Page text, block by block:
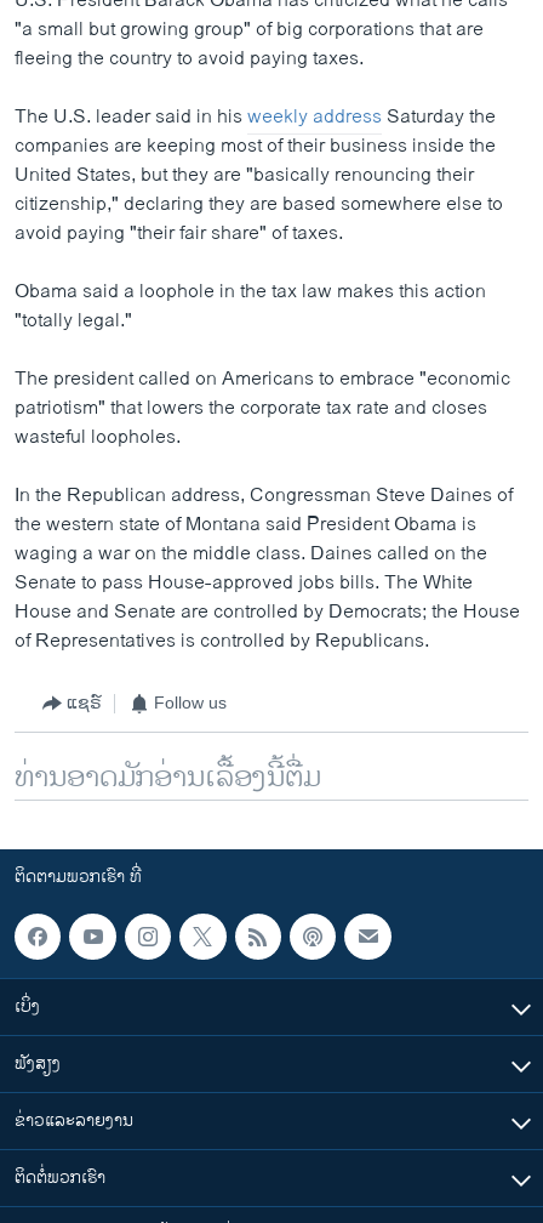
"a small but growing group" of big corporations that are
fleeing the country to avoid paying taxes.
The U.S. leader said in hisweekly addressSaturday the
companies are keeping most of their business inside the
United States, but they are "basically renouncing their
citizenship," declaring they are based somewhere else to
avoid paying "their fair share" of taxes.
Obama said a loophole in the tax law makes this action
"totally legal."
The president called on Americans to embrace "economic
patriotism" that lowers the corporate tax rate and closes
wasteful loopholes.
In the Republican address, Congressman Steve Daines of
the western state of Montana said President Obama is
waging a war on the middle class. Daines called on the
Senate to pass House-approved jobs bills. The White
House and Senate are controlled by Democrats; the House
of Representatives is controlled by Republicans.
ແຊຣ໌ Follow us
ທ່ານອາດມັກອ່ານເລື້ອງນີ້ຕື່ມ
ຕິດຕາມພວກເຮົາ ທີ່
ເບິ່ງ
ຟັງສຽງ
ຂ່າວແລະລາຍງານ
ຕິດຕໍ່ພວກເຮົາ